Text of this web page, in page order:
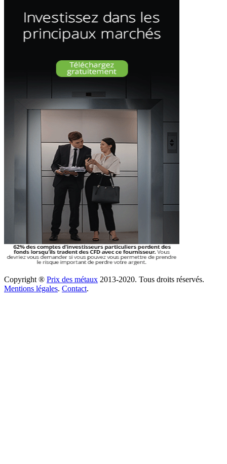
Copyright ® Prix des métaux 2013-2020. Tous droits réservés.
Mentions légales. Contact.